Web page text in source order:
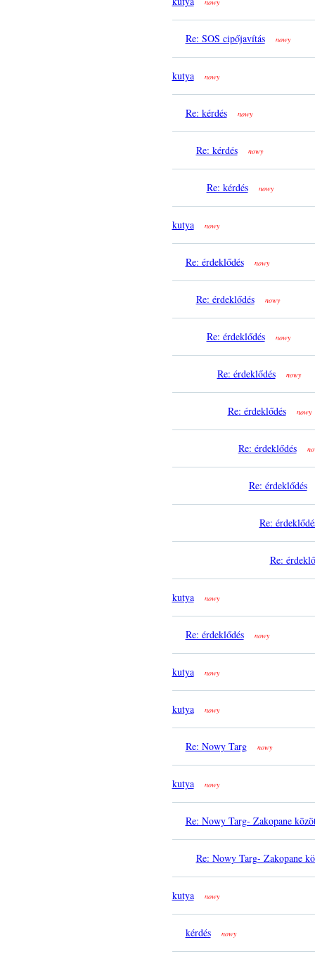
nowy
Re: SOS cipőjavítás nowy
kutya nowy
Re: kérdés nowy
Re: kérdés nowy
Re: kérdés nowy
kutya nowy
Re: érdeklődés nowy
Re: érdeklődés nowy
Re: érdeklődés nowy
Re: érdeklődés nowy
Re: érdeklődés nowy
Re: érdeklődés
Re: érdeklődés
Re:
Re:
kutya nowy
Re: érdeklődés nowy
kutya nowy
kutya nowy
Re: Nowy Targ nowy
kutya nowy
Re: Nowy Targ- Zakopane
Re: Nowy Targ- Zakopane
kutya nowy
kérdés nowy